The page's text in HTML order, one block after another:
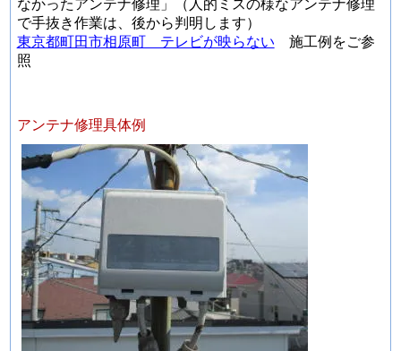
なかったアンテナ修理」（人的ミスの様なアンテナ修理
で手抜き作業は、後から判明します）
東京都町田市相原町 テレビが映らない 施工例をご参
照
アンテナ修理具体例